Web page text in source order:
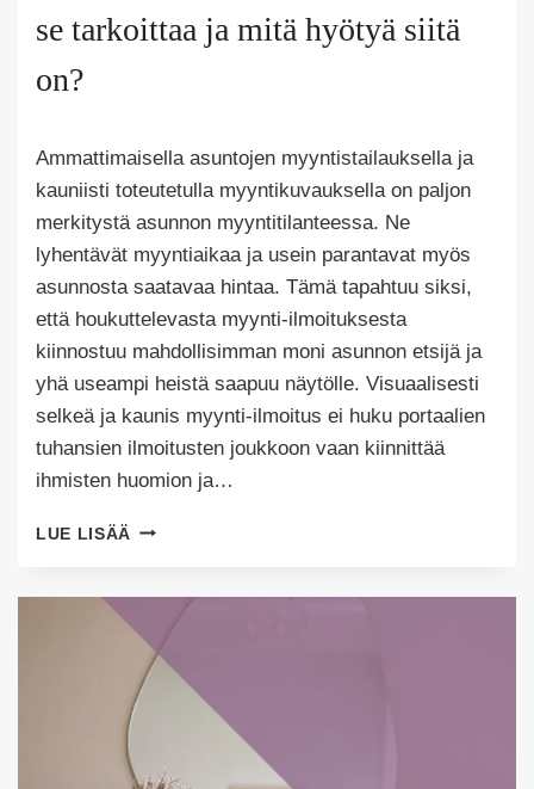
se tarkoittaa ja mitä hyötyä siitä
on?
Puoliksi
Tehty
Ammattimaisella asuntojen myyntistailauksella ja
kauniisti toteutetulla myyntikuvauksella on paljon
merkitystä asunnon myyntitilanteessa. Ne
lyhentävät myyntiaikaa ja usein parantavat myös
asunnosta saatavaa hintaa. Tämä tapahtuu siksi,
että houkuttelevasta myynti-ilmoituksesta
kiinnostuu mahdollisimman moni asunnon etsijä ja
yhä useampi heistä saapuu näytölle. Visuaalisesti
selkeä ja kaunis myynti-ilmoitus ei huku portaalien
tuhansien ilmoitusten joukkoon vaan kiinnittää
ihmisten huomion ja…
LUE LISÄÄ ASUNTOJEN
MITÄ
SE
TARKOITTAA
JA
MITÄ
HYÖTYÄ
ON?